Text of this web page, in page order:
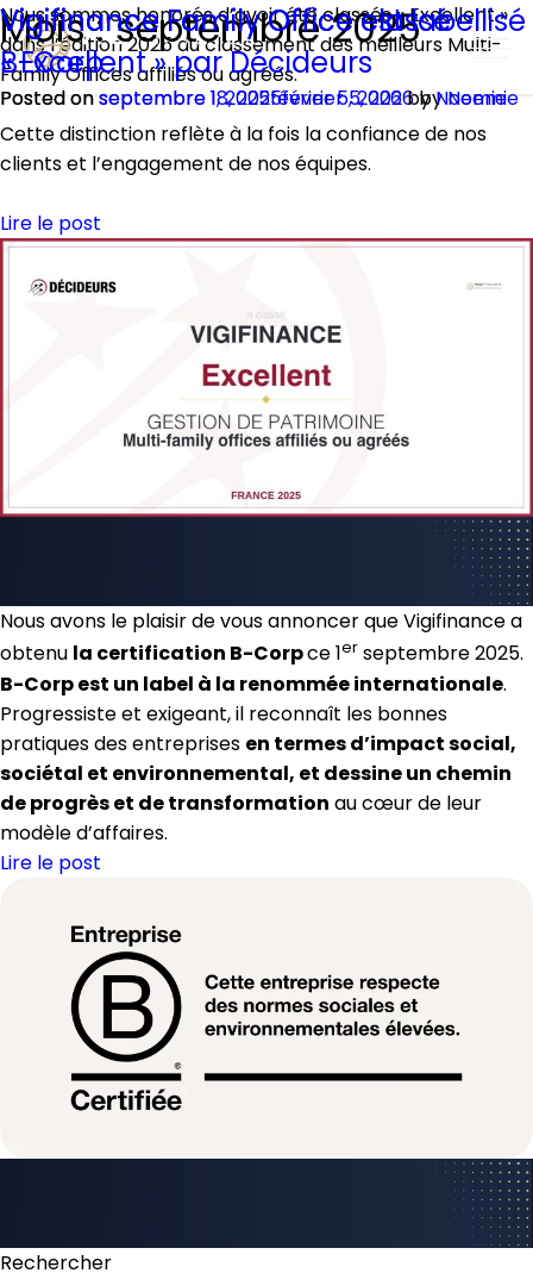
Mois :septembre 2025
Vigifinance Family Office classé
« Excellent » par Décideurs
Posted onseptembre 18, 2025février 5, 2026byNoemie
Nous sommes honorés d’avoir été classés « Excellent »
dans l’édition 2025 du classement des meilleurs Multi-
Family Offices affiliés ou agréés.
Cette distinction reflète à la fois la confiance de nos
clients et l’engagement de nos équipes.
Lire le post
Office
classé
« Excellent »
par
Décideurs
Vigifinance Family Office est labellisé
B-Corp
Posted onseptembre 1, 2025février 5, 2026byNoemie
Nous avons le plaisir de vous annoncer que Vigifinance a
obtenu la certification B-Corpce 1er septembre 2025.
B-Corp est un label à la renommée internationale.
Progressiste et exigeant, il reconnaît les bonnes
pratiques des entreprises en termes d’impact social,
sociétal et environnemental, et dessine un chemin
de progrès et de transformation au cœur de leur
modèle d’affaires.
Lire le post
Rechercher